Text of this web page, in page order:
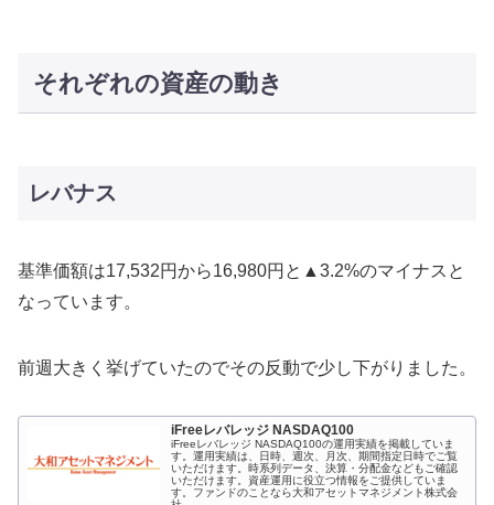
それぞれの資産の動き
レバナス
基準価額は17,532円から16,980円と▲3.2%のマイナスと
なっています。
前週大きく挙げていたのでその反動で少し下がりました。
iFreeレバレッジ NASDAQ100
iFreeレバレッジ NASDAQ100の運用実績を掲載していま
す。運用実績は、日時、週次、月次、期間指定日時でご覧
いただけます。時系列データ、決算・分配金などもご確認
いただけます。資産運用に役立つ情報をご提供していま
す。ファンドのことなら大和アセットマネジメント株式会